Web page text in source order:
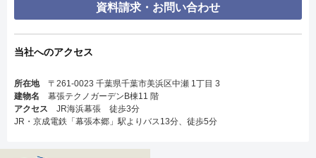
資料請求・お問い合わせ
当社へのアクセス
所在地〒261-0023 千葉県千葉市美浜区中瀬 1丁目 3
建物名 幕張テクノガーデンB棟11 階
アクセス JR海浜幕張 徒歩3分
JR・京成電鉄「幕張本郷」駅よりバス13分、徒歩5分